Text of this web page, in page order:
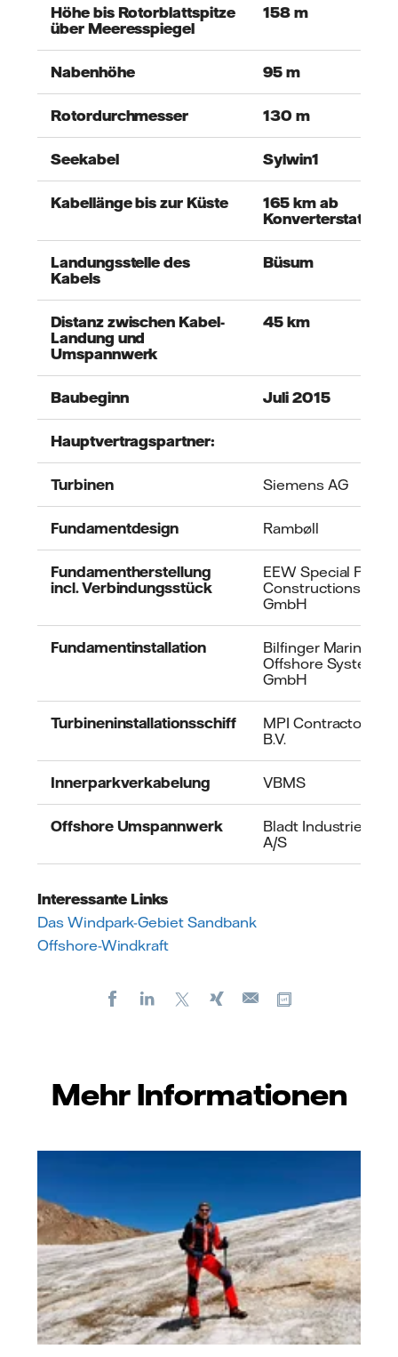
Höhe bis Rotorblattspitze
über Meeresspiegel
158 m
Nabenhöhe 95 m
Rotordurchmesser 130 m
Seekabel Sylwin1
Kabellänge bis zur Küste
165 km ab
Konverterstation
Landungsstelle des
Kabels
Büsum
Distanz zwischen Kabel-
Landung und
Umspannwerk
45 km
Baubeginn Juli 2015
Hauptvertragspartner:
Turbinen Siemens AG
Fundamentdesign Rambøll
Fundamentherstellung
incl. Verbindungsstück
EEW Special Pipe
Constructions
GmbH
Fundamentinstallation
Bilfinger Marine &
Offshore Systems
GmbH
Turbineninstallationsschiff
MPI Contractors
B.V.
Innerparkverkabelung VBMS
Offshore Umspannwerk
Bladt Industries
A/S
Interessante Links
Das Windpark-Gebiet Sandbank
Offshore-Windkraft
FacebookLinkedIn Xing
E-
Mehr Informationen